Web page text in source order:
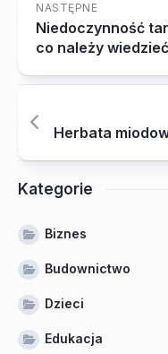
NASTĘPNE
Niedoczynność
co należy
Herbata
Kategorie
Biznes
Budownictwo
Dzieci
Edukacja